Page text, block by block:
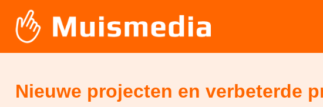
Nieuwe projecten en verbeterde